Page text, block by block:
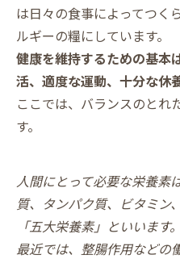
は日々の食事によってつく
ルギーの糧にしています。
健康を維持するための基本
活、適度な運動、十分な休
ここでは、バランスのとれ
す。
人間にとって必要な栄養素
質、タンパク質、ビタミン
「五大栄養素」といいます。
最近では、整腸作用などの